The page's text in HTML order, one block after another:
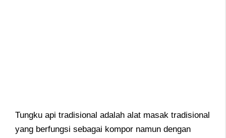
Tungku api tradisional adalah alat masak tradisional
yang berfungsi sebagai kompor namun dengan